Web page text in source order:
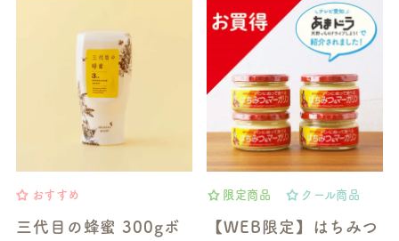
おすすめ
三代目の蜂蜜 300gボ
限定商品 クール商品
【WEB限定】はちみつ